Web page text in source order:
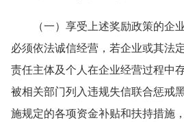
（一）享受上述奖励政策的企业
必须依法诚信经营，若企业或其法
责任主体及个人在企业经营过程中
被相关部门列入违规失信联合惩戒
施规定的各项资金补贴和扶持措施